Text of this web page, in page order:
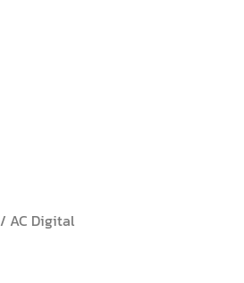
/ AC Digital